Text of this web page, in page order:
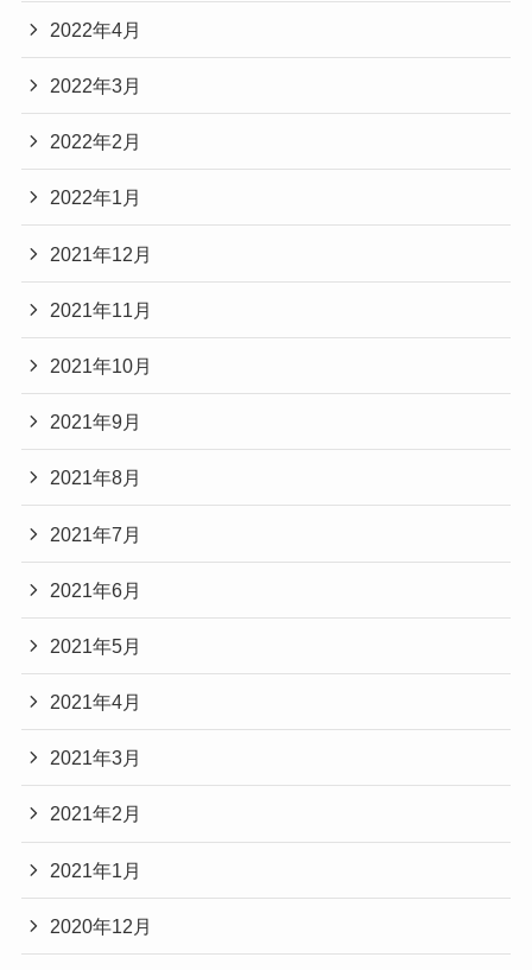
2022年4月
2022年3月
2022年2月
2022年1月
2021年12月
2021年11月
2021年10月
2021年9月
2021年8月
2021年7月
2021年6月
2021年5月
2021年4月
2021年3月
2021年2月
2021年1月
2020年12月